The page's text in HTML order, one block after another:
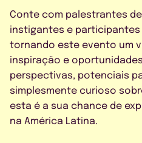
Concordo com
privacidade
Conte com palestrantes
instigantes e participantes
tornando este evento um
inspiração e
perspectivas, potenciais
simplesmente curioso
esta é a sua chance de
na América Latina.